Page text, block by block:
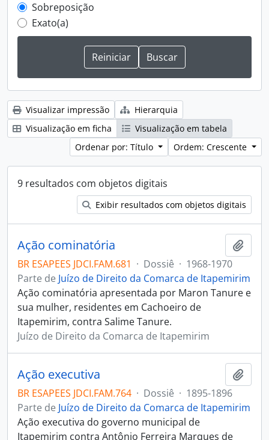
Sobreposição
Exato(a)
Visualizar impressão
Hierarquia
Visualização em ficha
Visualização em tabela
Ordenar por: Título
Ordem: Crescente
9 resultados com objetos digitais
Exibir resultados com objetos digitais
Ação cominatória
BR ESAPEES JDCI.FAM.681 · Dossiê · 1968-1970
Parte de Juízo de Direito da Comarca de Itapemirim
Ação cominatória apresentada por Maron Tanure e
sua mulher, residentes em Cachoeiro de
Itapemirim, contra Salime Tanure.
Juízo de Direito da Comarca de Itapemirim
Ação executiva
BR ESAPEES JDCI.FAM.764 · Dossiê · 1895-1896
Parte de Juízo de Direito da Comarca de Itapemirim
Ação executiva do governo municipal de
Itapemirim contra Antônio Ferreira Marques de